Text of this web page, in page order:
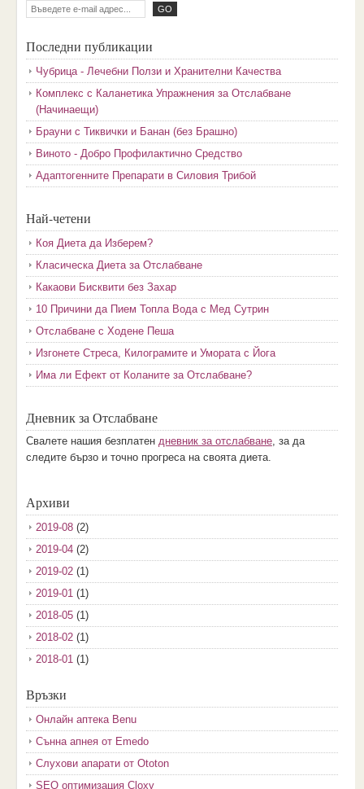
Последни публикации
Чубрица - Лечебни Ползи и Хранителни Качества
Комплекс с Каланетика Упражнения за Отслабване
(Начинаещи)
Брауни с Тиквички и Банан (без Брашно)
Виното - Добро Профилактично Средство
Адаптогенните Препарати в Силовия Трибой
Най-четени
Коя Диета да Изберем?
Класическа Диета за Отслабване
Какаови Бисквити без Захар
10 Причини да Пием Топла Вода с Мед Сутрин
Отслабване с Ходене Пеша
Изгонете Стреса, Килограмите и Умората с Йога
Има ли Ефект от Коланите за Отслабване?
Дневник за Отслабване
Свалете нашия безплатен дневник за отслабване, за да
следите бързо и точно прогреса на своята диета.
Архиви
2019-08(2)
2019-04(2)
2019-02(1)
2019-01(1)
2018-05(1)
2018-02(1)
2018-01(1)
2017-11
2017-10(3)
2017-08(3)
2017-07(1)
Връзки
Онлайн аптека Benu
Сънна апнея от Emedo
Слухови апарати от Ototon
SEO оптимизация Cloxy